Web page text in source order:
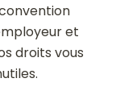
et
droits vous